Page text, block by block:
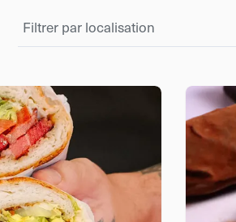
Filtrer par localisation